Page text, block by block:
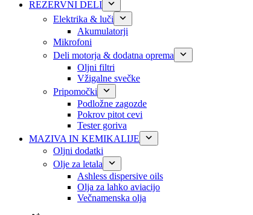
REZERVNI DELI
Elektrika & luči
Akumulatorji
Mikrofoni
Deli motorja & dodatna oprema
Oljni filtri
Vžigalne svečke
Pripomočki
Podložne zagozde
Pokrov pitot cevi
Tester goriva
MAZIVA IN KEMIKALIJE
Oljni dodatki
Olje za letala
Ashless dispersive oils
Olja za lahko aviacijo
Večnamenska olja